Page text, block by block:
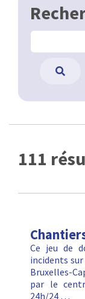
111
Ce jeu de
incidents
Bruxelles-
par le
24h/24 …